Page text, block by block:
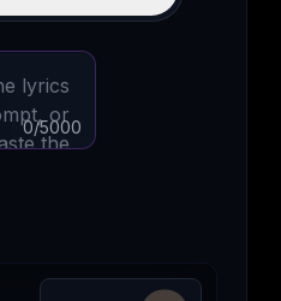
0/5000